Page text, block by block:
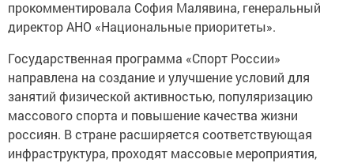
прокомментировала София Малявина, генеральный
директор АНО «Национальные приоритеты».
Государственная программа «Спорт России»
направлена на создание и улучшение условий для
занятий физической активностью, популяризацию
массового спорта и повышение качества жизни
россиян. В стране расширяется соответствующая
инфраструктура, проходят массовые мероприятия,